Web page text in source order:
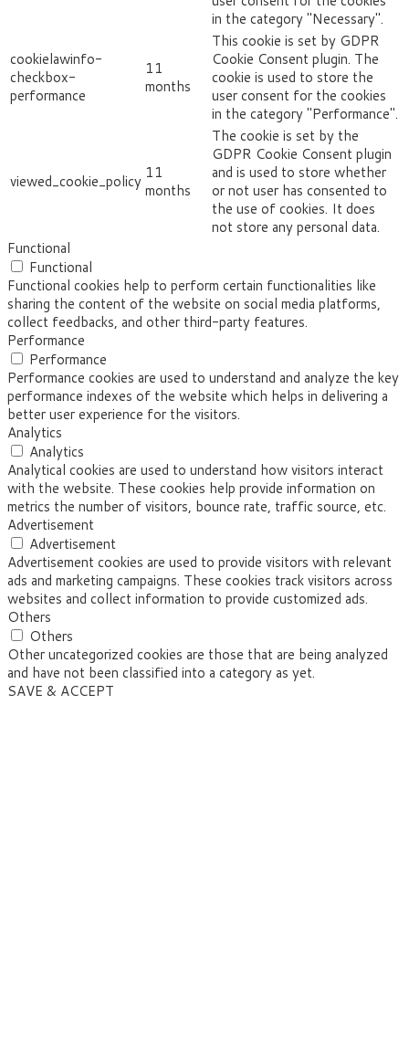
in the category "Necessary".
cookielawinfo-
checkbox-
performance
11
months
This cookie is set by GDPR
Cookie Consent plugin. The
cookie is used to store the
user consent for the cookies
in the category "Performance".
viewed_cookie_policy 11
months
The cookie is set by the
GDPR Cookie Consent plugin
and is used to store whether
or not user has consented to
the use of cookies. It does
not store any personal data.
Functional
Functional
Functional cookies help to perform certain functionalities like
sharing the content of the website on social media platforms,
collect feedbacks, and other third-party features.
Performance
Performance
Performance cookies are used to understand and analyze the key
performance indexes of the website which helps in delivering a
better user experience for the visitors.
Analytics
Analytics
Analytical cookies are used to understand how visitors interact
with the website. These cookies help provide information on
metrics the number of visitors, bounce rate, traffic source, etc.
Advertisement
Advertisement
Advertisement cookies are used to provide visitors with relevant
ads and marketing campaigns. These cookies track visitors across
websites and collect information to provide customized ads.
Others
Others
Other uncategorized cookies are those that are being analyzed
and have not been classified into a category as yet.
SAVE & ACCEPT